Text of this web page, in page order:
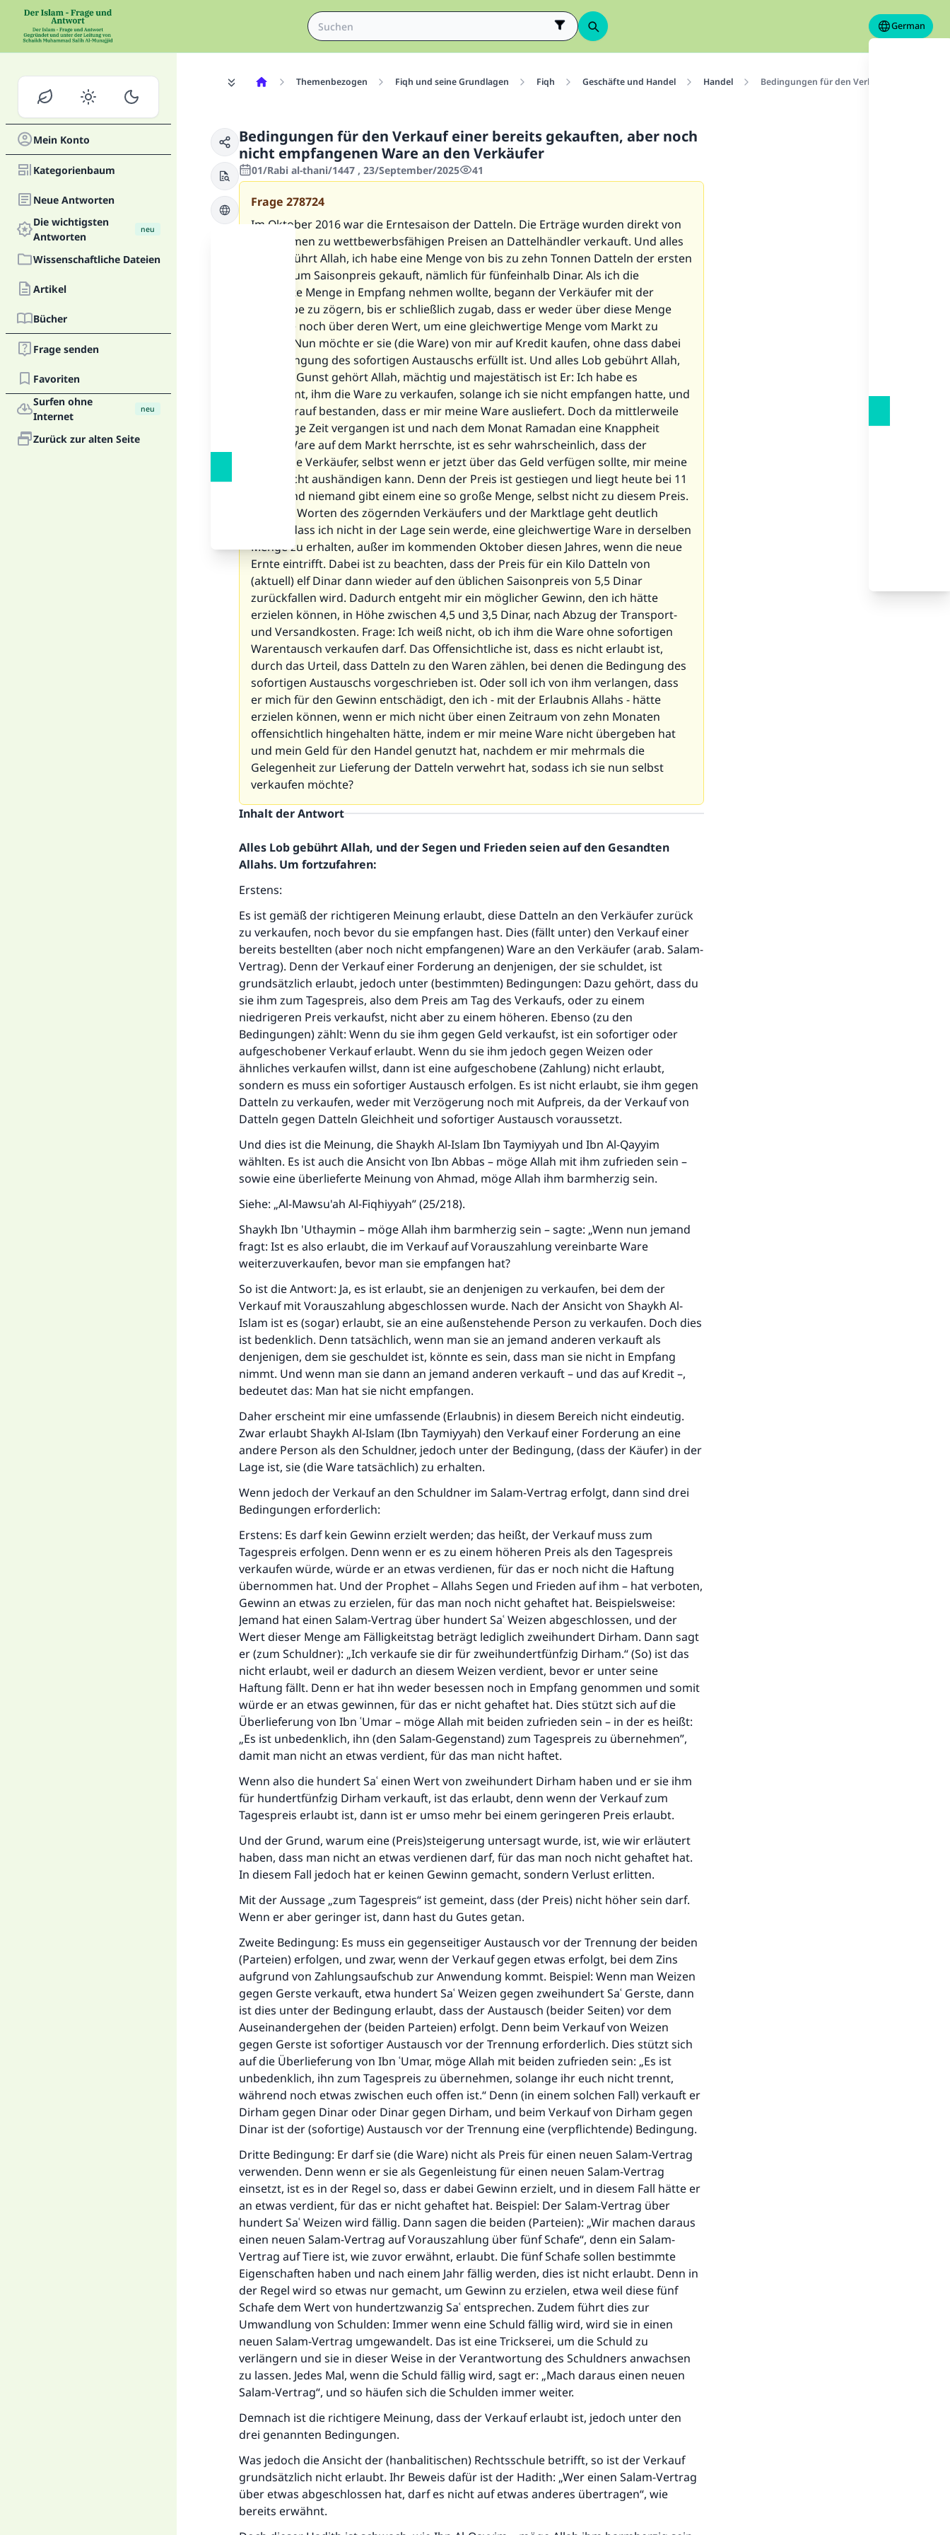
German
Mein Konto
Kategorienbaum
Neue Antworten
Die wichtigsten
Antworten
neu
Wissenschaftliche Dateien
Artikel
Bücher
Frage senden
Favoriten
Surfen ohne
Internet
neu
Zurück zur alten Seite
Themenbezogen Fiqh und seine Grundlagen Fiqh Geschäfte und Handel Handel Bedingungen für den Verkauf einer bereits
Bedingungen für den Verkauf einer bereits gekauften, aber noch
nicht empfangenen Ware an den Verkäufer
01/Rabi al-thani/1447 , 23/September/2025 41
Frage 278724
Im Oktober 2016 war die Erntesaison der Datteln. Die Erträge wurden direkt von
den Farmen zu wettbewerbsfähigen Preisen an Dattelhändler verkauft. Und alles
Lob gebührt Allah, ich habe eine Menge von bis zu zehn Tonnen Datteln der ersten
Klasse zum Saisonpreis gekauft, nämlich für fünfeinhalb Dinar. Als ich die
genannte Menge in Empfang nehmen wollte, begann der Verkäufer mit der
Übergabe zu zögern, bis er schließlich zugab, dass er weder über diese Menge
verfügte noch über deren Wert, um eine gleichwertige Menge vom Markt zu
kaufen. Nun möchte er sie (die Ware) von mir auf Kredit kaufen, ohne dass dabei
die Bedingung des sofortigen Austauschs erfüllt ist. Und alles Lob gebührt Allah,
und alle Gunst gehört Allah, mächtig und majestätisch ist Er: Ich habe es
abgelehnt, ihm die Ware zu verkaufen, solange ich sie nicht empfangen hatte, und
habe darauf bestanden, dass er mir meine Ware ausliefert. Doch da mittlerweile
eine lange Zeit vergangen ist und nach dem Monat Ramadan eine Knappheit
dieser Ware auf dem Markt herrschte, ist es sehr wahrscheinlich, dass der
zögernde Verkäufer, selbst wenn er jetzt über das Geld verfügen sollte, mir meine
Ware nicht aushändigen kann. Denn der Preis ist gestiegen und liegt heute bei 11
Dinar, und niemand gibt einem eine so große Menge, selbst nicht zu diesem Preis.
Aus den Worten des zögernden Verkäufers und der Marktlage geht deutlich
hervor, dass ich nicht in der Lage sein werde, eine gleichwertige Ware in derselben
Menge zu erhalten, außer im kommenden Oktober diesen Jahres, wenn die neue
Ernte eintrifft. Dabei ist zu beachten, dass der Preis für ein Kilo Datteln von
(aktuell) elf Dinar dann wieder auf den üblichen Saisonpreis von 5,5 Dinar
zurückfallen wird. Dadurch entgeht mir ein möglicher Gewinn, den ich hätte
erzielen können, in Höhe zwischen 4,5 und 3,5 Dinar, nach Abzug der Transport-
und Versandkosten. Frage: Ich weiß nicht, ob ich ihm die Ware ohne sofortigen
Warentausch verkaufen darf. Das Offensichtliche ist, dass es nicht erlaubt ist,
durch das Urteil, dass Datteln zu den Waren zählen, bei denen die Bedingung des
sofortigen Austauschs vorgeschrieben ist. Oder soll ich von ihm verlangen, dass
er mich für den Gewinn entschädigt, den ich - mit der Erlaubnis Allahs - hätte
erzielen können, wenn er mich nicht über einen Zeitraum von zehn Monaten
offensichtlich hingehalten hätte, indem er mir meine Ware nicht übergeben hat
und mein Geld für den Handel genutzt hat, nachdem er mir mehrmals die
Gelegenheit zur Lieferung der Datteln verwehrt hat, sodass ich sie nun selbst
verkaufen möchte?
Inhalt der Antwort
Alles Lob gebührt Allah, und der Segen und Frieden seien auf den Gesandten
Allahs. Um fortzufahren:
Erstens:
Es ist gemäß der richtigeren Meinung erlaubt, diese Datteln an den Verkäufer zurück
zu verkaufen, noch bevor du sie empfangen hast. Dies (fällt unter) den Verkauf einer
bereits bestellten (aber noch nicht empfangenen) Ware an den Verkäufer (arab. Salam-
Vertrag). Denn der Verkauf einer Forderung an denjenigen, der sie schuldet, ist
grundsätzlich erlaubt, jedoch unter (bestimmten) Bedingungen: Dazu gehört, dass du
sie ihm zum Tagespreis, also dem Preis am Tag des Verkaufs, oder zu einem
niedrigeren Preis verkaufst, nicht aber zu einem höheren. Ebenso (zu den
Bedingungen) zählt: Wenn du sie ihm gegen Geld verkaufst, ist ein sofortiger oder
aufgeschobener Verkauf erlaubt. Wenn du sie ihm jedoch gegen Weizen oder
ähnliches verkaufen willst, dann ist eine aufgeschobene (Zahlung) nicht erlaubt,
sondern es muss ein sofortiger Austausch erfolgen. Es ist nicht erlaubt, sie ihm gegen
Datteln zu verkaufen, weder mit Verzögerung noch mit Aufpreis, da der Verkauf von
Datteln gegen Datteln Gleichheit und sofortiger Austausch voraussetzt.
Und dies ist die Meinung, die Shaykh Al-Islam Ibn Taymiyyah und Ibn Al-Qayyim
wählten. Es ist auch die Ansicht von Ibn Abbas – möge Allah mit ihm zufrieden sein –
sowie eine überlieferte Meinung von Ahmad, möge Allah ihm barmherzig sein.
Siehe: „Al-Mawsu'ah Al-Fiqhiyyah” (25/218).
Shaykh Ibn 'Uthaymin – möge Allah ihm barmherzig sein – sagte: „Wenn nun jemand
fragt: Ist es also erlaubt, die im Verkauf auf Vorauszahlung vereinbarte Ware
weiterzuverkaufen, bevor man sie empfangen hat?
So ist die Antwort: Ja, es ist erlaubt, sie an denjenigen zu verkaufen, bei dem der
Verkauf mit Vorauszahlung abgeschlossen wurde. Nach der Ansicht von Shaykh Al-
Islam ist es (sogar) erlaubt, sie an eine außenstehende Person zu verkaufen. Doch dies
ist bedenklich. Denn tatsächlich, wenn man sie an jemand anderen verkauft als
denjenigen, dem sie geschuldet ist, könnte es sein, dass man sie nicht in Empfang
nimmt. Und wenn man sie dann an jemand anderen verkauft – und das auf Kredit –,
bedeutet das: Man hat sie nicht empfangen.
Daher erscheint mir eine umfassende (Erlaubnis) in diesem Bereich nicht eindeutig.
Zwar erlaubt Shaykh Al-Islam (Ibn Taymiyyah) den Verkauf einer Forderung an eine
andere Person als den Schuldner, jedoch unter der Bedingung, (dass der Käufer) in der
Lage ist, sie (die Ware tatsächlich) zu erhalten.
Wenn jedoch der Verkauf an den Schuldner im Salam-Vertrag erfolgt, dann sind drei
Bedingungen erforderlich:
Erstens: Es darf kein Gewinn erzielt werden; das heißt, der Verkauf muss zum
Tagespreis erfolgen. Denn wenn er es zu einem höheren Preis als den Tagespreis
verkaufen würde, würde er an etwas verdienen, für das er noch nicht die Haftung
übernommen hat. Und der Prophet – Allahs Segen und Frieden auf ihm – hat verboten,
Gewinn an etwas zu erzielen, für das man noch nicht gehaftet hat. Beispielsweise:
Jemand hat einen Salam-Vertrag über hundert Saʿ Weizen abgeschlossen, und der
Wert dieser Menge am Fälligkeitstag beträgt lediglich zweihundert Dirham. Dann sagt
er (zum Schuldner): „Ich verkaufe sie dir für zweihundertfünfzig Dirham.“ (So) ist das
nicht erlaubt, weil er dadurch an diesem Weizen verdient, bevor er unter seine
Haftung fällt. Denn er hat ihn weder besessen noch in Empfang genommen und somit
würde er an etwas gewinnen, für das er nicht gehaftet hat. Dies stützt sich auf die
Überlieferung von Ibn ʿUmar – möge Allah mit beiden zufrieden sein – in der es heißt:
„Es ist unbedenklich, ihn (den Salam-Gegenstand) zum Tagespreis zu übernehmen”,
damit man nicht an etwas verdient, für das man nicht haftet.
Wenn also die hundert Saʿ einen Wert von zweihundert Dirham haben und er sie ihm
für hundertfünfzig Dirham verkauft, ist das erlaubt, denn wenn der Verkauf zum
Tagespreis erlaubt ist, dann ist er umso mehr bei einem geringeren Preis erlaubt.
Und der Grund, warum eine (Preis)steigerung untersagt wurde, ist, wie wir erläutert
haben, dass man nicht an etwas verdienen darf, für das man noch nicht gehaftet hat.
In diesem Fall jedoch hat er keinen Gewinn gemacht, sondern Verlust erlitten.
Mit der Aussage „zum Tagespreis“ ist gemeint, dass (der Preis) nicht höher sein darf.
Wenn er aber geringer ist, dann hast du Gutes getan.
Zweite Bedingung: Es muss ein gegenseitiger Austausch vor der Trennung der beiden
(Parteien) erfolgen, und zwar, wenn der Verkauf gegen etwas erfolgt, bei dem Zins
aufgrund von Zahlungsaufschub zur Anwendung kommt. Beispiel: Wenn man Weizen
gegen Gerste verkauft, etwa hundert Saʿ Weizen gegen zweihundert Saʿ Gerste, dann
ist dies unter der Bedingung erlaubt, dass der Austausch (beider Seiten) vor dem
Auseinandergehen der (beiden Parteien) erfolgt. Denn beim Verkauf von Weizen
gegen Gerste ist sofortiger Austausch vor der Trennung erforderlich. Dies stützt sich
auf die Überlieferung von Ibn ʿUmar, möge Allah mit beiden zufrieden sein: „Es ist
unbedenklich, ihn zum Tagespreis zu übernehmen, solange ihr euch nicht trennt,
während noch etwas zwischen euch offen ist.“ Denn (in einem solchen Fall) verkauft er
Dirham gegen Dinar oder Dinar gegen Dirham, und beim Verkauf von Dirham gegen
Dinar ist der (sofortige) Austausch vor der Trennung eine (verpflichtende) Bedingung.
Dritte Bedingung: Er darf sie (die Ware) nicht als Preis für einen neuen Salam-Vertrag
verwenden. Denn wenn er sie als Gegenleistung für einen neuen Salam-Vertrag
einsetzt, ist es in der Regel so, dass er dabei Gewinn erzielt, und in diesem Fall hätte er
an etwas verdient, für das er nicht gehaftet hat. Beispiel: Der Salam-Vertrag über
hundert Saʿ Weizen wird fällig. Dann sagen die beiden (Parteien): „Wir machen daraus
einen neuen Salam-Vertrag auf Vorauszahlung über fünf Schafe“, denn ein Salam-
Vertrag auf Tiere ist, wie zuvor erwähnt, erlaubt. Die fünf Schafe sollen bestimmte
Eigenschaften haben und nach einem Jahr fällig werden, dies ist nicht erlaubt. Denn in
der Regel wird so etwas nur gemacht, um Gewinn zu erzielen, etwa weil diese fünf
Schafe dem Wert von hundertzwanzig Saʿ entsprechen. Zudem führt dies zur
Umwandlung von Schulden: Immer wenn eine Schuld fällig wird, wird sie in einen
neuen Salam-Vertrag umgewandelt. Das ist eine Trickserei, um die Schuld zu
verlängern und sie in dieser Weise in der Verantwortung des Schuldners anwachsen
zu lassen. Jedes Mal, wenn die Schuld fällig wird, sagt er: „Mach daraus einen neuen
Salam-Vertrag“, und so häufen sich die Schulden immer weiter.
Demnach ist die richtigere Meinung, dass der Verkauf erlaubt ist, jedoch unter den
drei genannten Bedingungen.
Was jedoch die Ansicht der (hanbalitischen) Rechtsschule betrifft, so ist der Verkauf
grundsätzlich nicht erlaubt. Ihr Beweis dafür ist der Hadith: „Wer einen Salam-Vertrag
über etwas abgeschlossen hat, darf es nicht auf etwas anderes übertragen“, wie
bereits erwähnt.
Die Antwort Nr. 110845 rettete eine Ehe.
Unterstütze die Arbeit von Islam Q&A
Der Prophet -Allahs Segen und Frieden auf ihm- sagte:
"Wer zum Guten aufruft, hat den Lohn desjenigen, der sie
durchführt."
(MUSLIM 1893)
Beitrag dazu